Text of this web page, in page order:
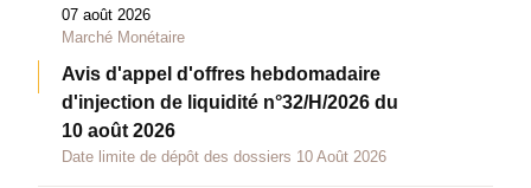
07 août 2026
Marché Monétaire
Avis d'appel d'offres hebdomadaire
d'injection de liquidité n°32/H/2026 du
10 août 2026
Date limite de dépôt des dossiers 10 Août 2026